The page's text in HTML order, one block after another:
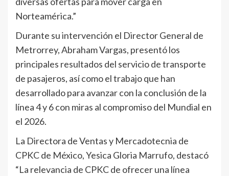
Norteamérica.”
Durante su intervención el Director General de
Metrorrey, Abraham Vargas, presentó los
principales resultados del servicio de transporte
de pasajeros, así como el trabajo que han
desarrollado para avanzar con la conclusión de la
línea 4 y 6 con miras al compromiso del Mundial en
el 2026.
La Directora de Ventas y Mercadotecnia de
CPKC de México, Yesica Gloria Marrufo, destacó
“La relevancia de CPKC de ofrecer una línea